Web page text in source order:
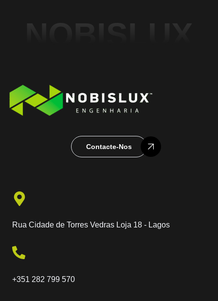
Contacte-Nos
Rua Cidade de Torres Vedras Loja 18 - Lagos
+351 282 799 570